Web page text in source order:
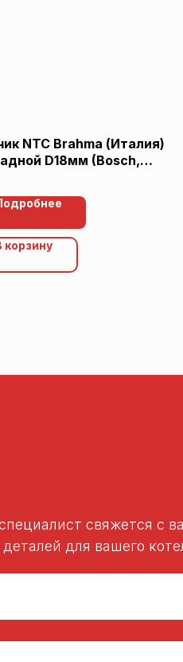
NTC Brahma (Италия)
D18мм (Bosch,
корзину
свяжется с
для вашего